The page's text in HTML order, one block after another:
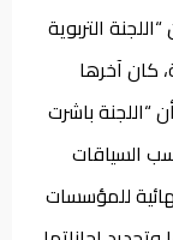
التربوية
كان آخرها
“اللجنة باشرت
السياقات
للمؤسسات